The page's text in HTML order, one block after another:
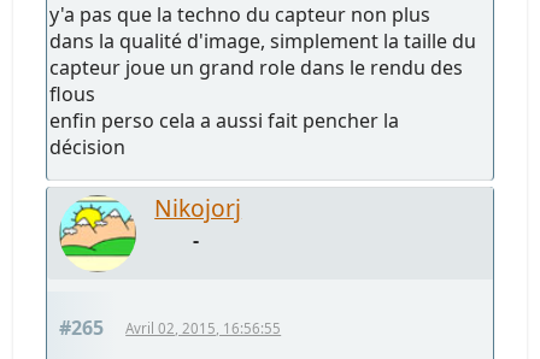
y'a pas que la techno du capteur non plus
dans la qualité d'image, simplement la taille du
capteur joue un grand role dans le rendu des
flous
enfin perso cela a aussi fait pencher la
décision
Nikojorj
-
#265 Avril 02, 2015, 16:56:55